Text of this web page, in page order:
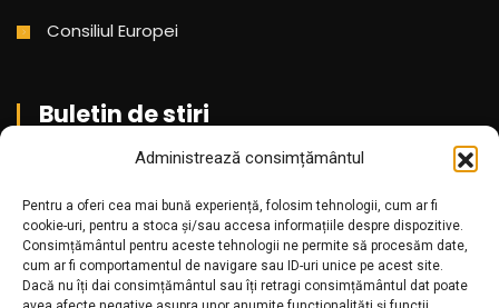
Administrează consimțământul
Pentru a oferi cea mai bună experiență, folosim tehnologii, cum ar fi
cookie-uri, pentru a stoca și/sau accesa informațiile despre dispozitive.
Consimțământul pentru aceste tehnologii ne permite să procesăm date,
cum ar fi comportamentul de navigare sau ID-uri unice pe acest site.
Dacă nu îți dai consimțământul sau îți retragi consimțământul dat poate
Consiliul Europei
Buletin de stiri
Aboneaza-te pentru a primi cele mai noi stiri din partea
noastra!